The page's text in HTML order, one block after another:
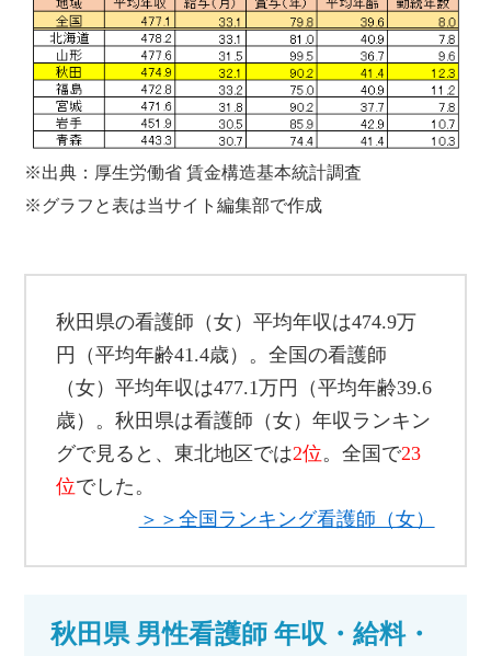
※出典：厚生労働省 賃金構造基本統計調査
※グラフと表は当サイト編集部で作成
秋田県の看護師（女）平均年収は474.9万
円（平均年齢41.4歳）。全国の看護師
（女）平均年収は477.1万円（平均年齢39.6
歳）。秋田県は看護師（女）年収ランキン
グで見ると、東北地区では2位。全国で23
位でした。
＞＞全国ランキング看護師（女）
秋田県 男性看護師 年収・給料・